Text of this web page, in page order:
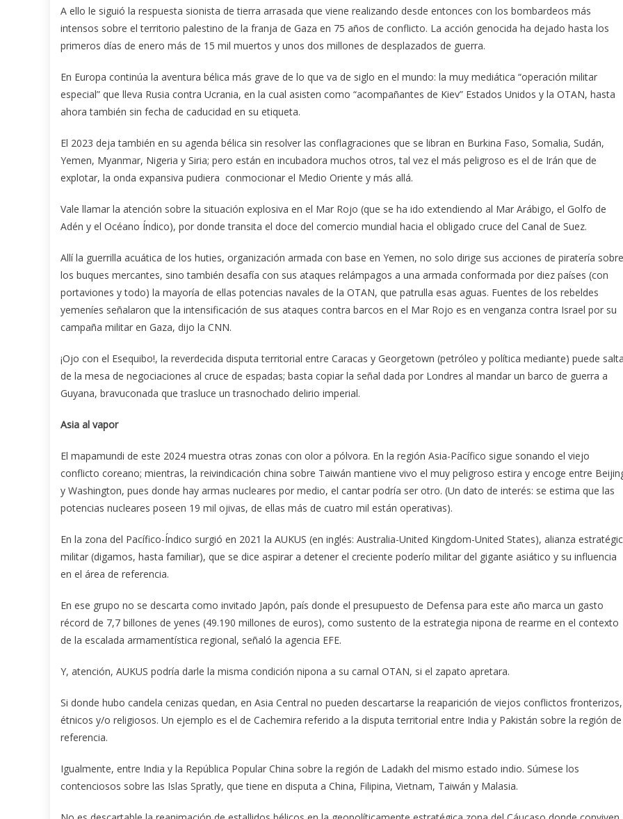
A ello le siguió la respuesta sionista de tierra arrasada que viene realizando desde entonces con los bombardeos más
intensos sobre el territorio palestino de la franja de Gaza en 75 años de conflicto. La acción genocida ha dejado hasta los
primeros días de enero más de 15 mil muertos y unos dos millones de desplazados de guerra.
En Europa continúa la aventura bélica más grave de lo que va de siglo en el mundo: la muy mediática “operación militar
especial” que lleva Rusia contra Ucrania, en la cual asisten como “acompañantes de Kiev” Estados Unidos y la OTAN, hasta
ahora también sin fecha de caducidad en su etiqueta.
El 2023 deja también en su agenda bélica sin resolver las conflagraciones que se libran en Burkina Faso, Somalia, Sudán,
Yemen, Myanmar, Nigeria y Siria; pero están en incubadora muchos otros, tal vez el más peligroso es el de Irán que de
explotar, la onda expansiva pudiera conmocionar el Medio Oriente y más allá.
Vale llamar la atención sobre la situación explosiva en el Mar Rojo (que se ha ido extendiendo al Mar Arábigo, el Golfo de
Adén y el Océano Índico), por donde transita el doce del comercio mundial hacia el obligado cruce del Canal de Suez.
Allí la guerrilla acuática de los huties, organización armada con base en Yemen, no solo dirige sus acciones de piratería sobre
los buques mercantes, sino también desafía con sus ataques relámpagos a una armada conformada por diez países (con
portaviones y todo) la mayoría de ellas potencias navales de la OTAN, que patrulla esas aguas. Fuentes de los rebeldes
yemeníes señalaron que la intensificación de sus ataques contra barcos en el Mar Rojo es en venganza contra Israel por su
campaña militar en Gaza, dijo la CNN.
¡Ojo con el Esequibo!, la reverdecida disputa territorial entre Caracas y Georgetown (petróleo y política mediante) puede
de la mesa de negociaciones al cruce de espadas; basta copiar la señal dada por Londres al mandar un barco de guerra a
Guyana, bravuconada que trasluce un trasnochado delirio imperial.
Asia al vapor
El mapamundi de este 2024 muestra otras zonas con olor a pólvora. En la región Asia-Pacífico sigue sonando el viejo
conflicto coreano; mientras, la reivindicación china sobre Taiwán mantiene vivo el muy peligroso estira y encoge entre
y Washington, pues donde hay armas nucleares por medio, el cantar podría ser otro. (Un dato de interés: se estima que las
potencias nucleares poseen 19 mil ojivas, de ellas más de cuatro mil están operativas).
En la zona del Pacífico-Índico surgió en 2021 la AUKUS (en inglés: Australia-United Kingdom-United States), alianza
militar (digamos, hasta familiar), que se dice aspirar a detener el creciente poderío militar del gigante asiático y su influencia
en el área de referencia.
En ese grupo no se descarta como invitado Japón, país donde el presupuesto de Defensa para este año marca un gasto
récord de 7,7 billones de yenes (49.190 millones de euros), como sustento de la estrategia nipona de rearme en el contexto
de la escalada armamentística regional, señaló la agencia EFE.
Y, atención, AUKUS podría darle la misma condición nipona a su carnal OTAN, si el zapato apretara.
Si donde hubo candela cenizas quedan, en Asia Central no pueden descartarse la reaparición de viejos conflictos fronterizos,
étnicos y/o religiosos. Un ejemplo es el de Cachemira referido a la disputa territorial entre India y Pakistán sobre la región de
referencia.
Igualmente, entre India y la República Popular China sobre la región de Ladakh del mismo estado indio. Súmese los
contenciosos sobre las Islas Spratly, que tiene en disputa a China, Filipina, Vietnam, Taiwán y Malasia.